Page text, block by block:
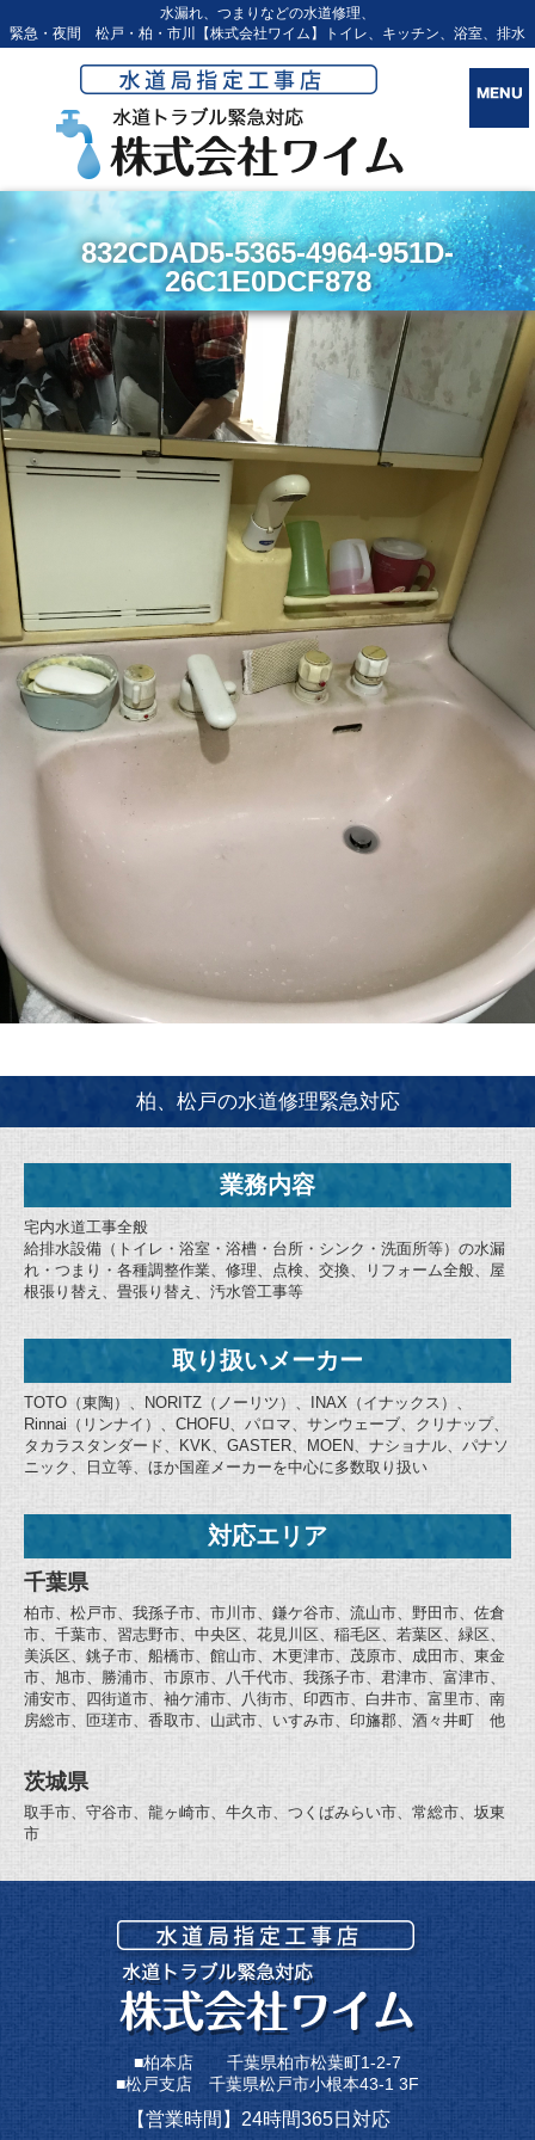
水漏れ、つまりなどの水道修理、
緊急・夜間 松戸・柏・市川【株式会社ワイム】トイレ、キッチン、浴室、排水
832CDAD5-5365-4964-951D-
26C1E0DCF878
柏、松戸の水道修理緊急対応
業務内容
宅内水道工事全般
給排水設備（トイレ・浴室・浴槽・台所・シンク・洗面所等）の水漏
れ・つまり・各種調整作業、修理、点検、交換、リフォーム全般、屋
根張り替え、畳張り替え、汚水管工事等
取り扱いメーカー
TOTO（東陶）、NORITZ（ノーリツ）、INAX（イナックス）、
Rinnai（リンナイ）、CHOFU、パロマ、サンウェーブ、クリナップ、
タカラスタンダード、KVK、GASTER、MOEN、ナショナル、パナソ
ニック、日立等、ほか国産メーカーを中心に多数取り扱い
対応エリア
千葉県
柏市、松戸市、我孫子市、市川市、鎌ケ谷市、流山市、野田市、佐倉
市、千葉市、習志野市、中央区、花見川区、稲毛区、若葉区、緑区、
美浜区、銚子市、船橋市、館山市、木更津市、茂原市、成田市、東金
市、旭市、勝浦市、市原市、八千代市、我孫子市、君津市、富津市、
浦安市、四街道市、袖ケ浦市、八街市、印西市、白井市、富里市、南
房総市、匝瑳市、香取市、山武市、いすみ市、印旛郡、酒々井町 他
茨城県
取手市、守谷市、龍ヶ崎市、牛久市、つくばみらい市、常総市、坂東
市
■柏本店 千葉県柏市松葉町1-2-7
■松戸支店 千葉県松戸市小根本43-1 3F
【営業時間】24時間365日対応